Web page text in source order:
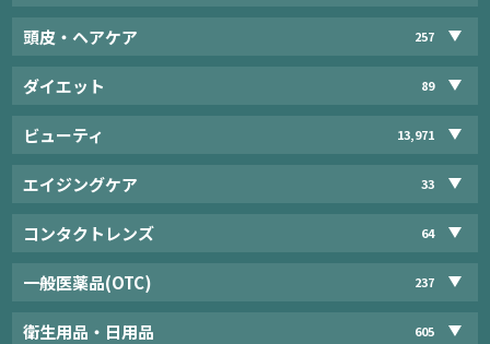
頭皮・ヘアケア 257
ダイエット 89
ビューティ 13,971
エイジングケア 33
コンタクトレンズ 64
一般医薬品(OTC) 237
衛生用品・日用品 605